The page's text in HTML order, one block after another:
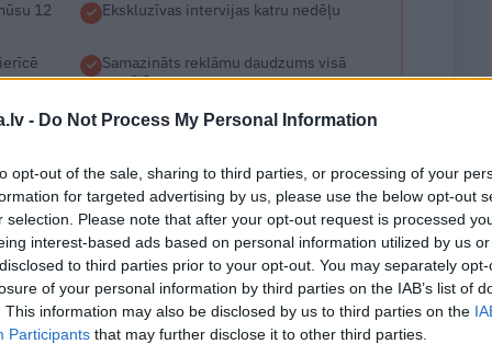
- Do Not Process My Personal Information
opt-out of the sale, sharing to third parties, or processing of your
for targeted advertising by us, please use the below opt-out
selection. Please note that after your opt-out request is processed
interest-based ads based on personal information utilized by us
to third parties prior to your opt-out. You may separately
of your personal information by third parties on the IAB’s list of
This information may also be disclosed by us to third parties on the
Participants that may further disclose it to other third parties.
12
Ekskluzīvas intervijas katru nedēļu
Samazināts reklāmu daudzums visā
portālā
Sākt par 1 € →
– iespēja pārtraukt jebkurā laikā!
abonents?Ienākt portālā